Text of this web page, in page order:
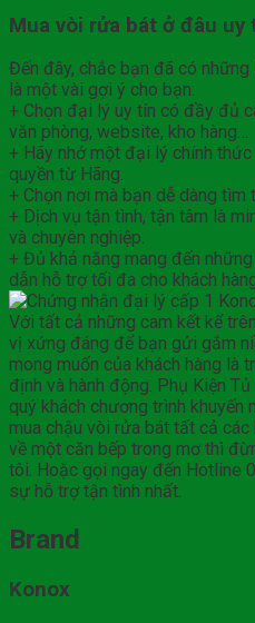
Mua vòi rửa bát ở đâu uy
Đến đây, chắc bạn đã có
là một vài gợi ý cho bạn:
+ Chọn đại lý uy tín có đầy đủ
văn phòng, website, kho hàng…
+ Hãy nhớ một đại lý chính
quyền từ Hãng.
+ Chọn nơi mà bạn dễ dàng
+ Dịch vụ tận tình, tận tâm là
và chuyên nghiệp.
+ Đủ khả năng mang đến
dẫn hỗ trợ tối đa cho khách
Với tất cả những cam kết kể
vị xứng đáng để bạn gửi gắm
mong muốn của khách hàng là
định và hành động. Phụ Kiện
quý khách chương trình khuyến
mua chậu vòi rửa bát tất cả
về một căn bếp trong mơ thì
tôi. Hoặc gọi ngay đến Hotline
sự hỗ trợ tận tình nhất.
Brand
Konox